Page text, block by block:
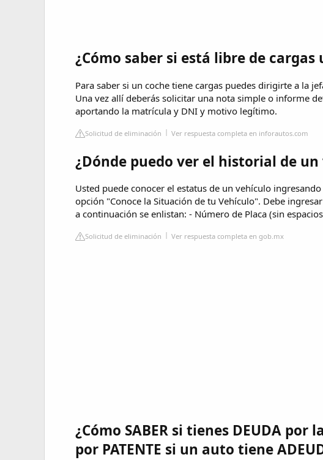
¿Cómo saber si está libre de cargas
Para saber si un coche tiene cargas puedes dirigirte a la
Una vez allí deberás solicitar una nota simple o informe
aportando la matrícula y DNI y motivo legítimo.
Solicitud de eliminación Ver respuesta completa en inforautos.com
¿Dónde puedo ver el historial de
Usted puede conocer el estatus de un vehículo
opción "Conoce la Situación de tu Vehículo". Debe
a continuación se enlistan: - Número de Placa (sin
Solicitud de eliminación Ver respuesta completa en gob.mx
¿Cómo SABER si tienes DEUDA por
por PATENTE si un auto tiene